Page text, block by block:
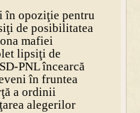
în opoziţie pentru
de posibilitatea
mafiei
lipsiţi de
PNL încearcă
în fruntea
a ordinii
alegerilor